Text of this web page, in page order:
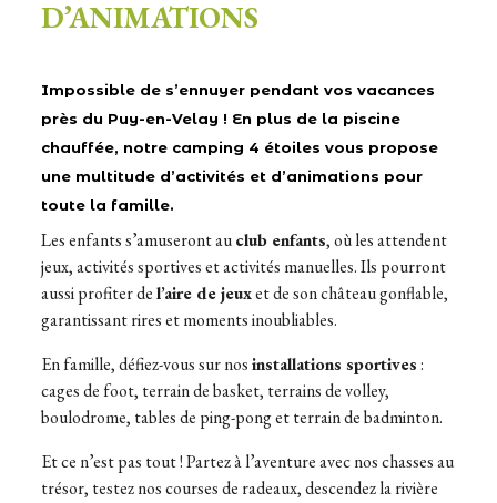
D’ANIMATIONS
Impossible de s’ennuyer pendant vosvacances
près du Puy-en-Velay ! En plus de la piscine
chauffée, notre camping 4 étoiles vous propose
une multitude d’activités et d’animations pour
toute la famille.
Les enfants s’amuseront auclub enfants, où les attendent
jeux, activités sportives et activités manuelles. Ils pourront
aussi profiter del’aire de jeuxet de son château gonflable,
garantissant rires et moments inoubliables.
En famille, défiez-vous sur nosinstallations sportives:
cages de foot, terrain de basket, terrains de volley,
boulodrome, tables de ping-pong et terrain de badminton.
Et ce n’est pas tout ! Partez à l’aventure avec nos chasses au
trésor, testez nos courses de radeaux, descendez la rivière